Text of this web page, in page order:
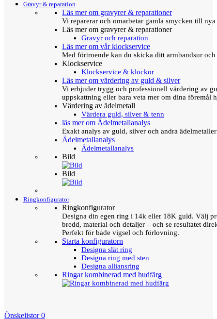
Gravyr & reparation
Läs mer om gravyrer & reparationer
Vi reparerar och omarbetar gamla smycken till
Läs mer om gravyrer & reparationer
Gravyr och reparation
Läs mer om vår klockservice
Med förtroende kan du skicka ditt armbandsur
Klockservice
Klockservice & klockor
Läs mer om värdering av guld & silver
Vi erbjuder trygg och professionell värdering av
uppskattning eller bara veta mer om dina föremål
Värdering av ädelmetall
Värdera guld, silver & tenn
läs mer om Ädelmetallanalys
Exakt analys av guld, silver och andra
Ädelmetallanalys
Ädelmetallanalys
Bild
Bild
Ringkonfigurator
Ringkonfigurator
Designa din egen ring i 14k eller 18K guld. Välj
bredd, material och detaljer – och se resultatet
Perfekt för både vigsel och förlovning.
Starta konfiguratorn
Designa slät ring
Designa ring med sten
Designa alliansring
Ringar kombinerad med hudfärg
Önskelistor 0